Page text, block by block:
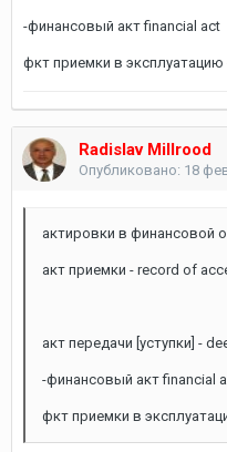
-финансовый акт financial act
фкт приемки в
Radislav Millrood
Опубликовано: 18
актировки в финансовой
акт приемки - record of
акт передачи [уступки] -
-финансовый акт financial
фкт приемки в